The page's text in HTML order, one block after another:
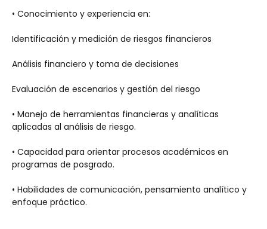
• Conocimiento y experiencia en:
Identificación y medición de riesgos financieros
Análisis financiero y toma de decisiones
Evaluación de escenarios y gestión del riesgo
• Manejo de herramientas financieras y analíticas
aplicadas al análisis de riesgo.
• Capacidad para orientar procesos académicos en
programas de posgrado.
• Habilidades de comunicación, pensamiento analítico y
enfoque práctico.